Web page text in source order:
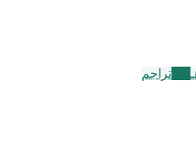
تراجم